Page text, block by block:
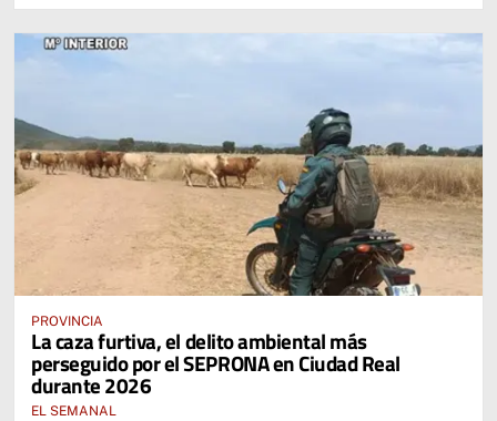
PROVINCIA
La caza furtiva, el delito ambiental más
perseguido por el SEPRONA en Ciudad Real
durante 2026
EL SEMANAL